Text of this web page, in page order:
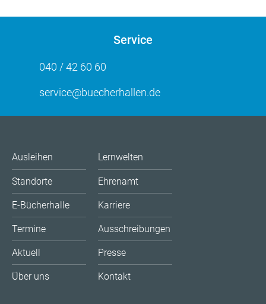
Service
040 / 42 60 60
service@buecherhallen.de
Ausleihen
Standorte
E-Bücherhalle
Termine
Aktuell
Über uns
Lernwelten
Ehrenamt
Karriere
Ausschreibungen
Presse
Kontakt